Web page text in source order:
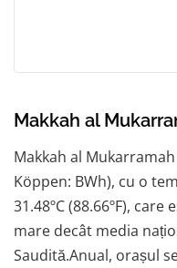
Makkah al
Makkah al
Köppen: BWh), cu o
31.48ºC (88.66ºF),
mare decât media
Saudită.Anual, orașul